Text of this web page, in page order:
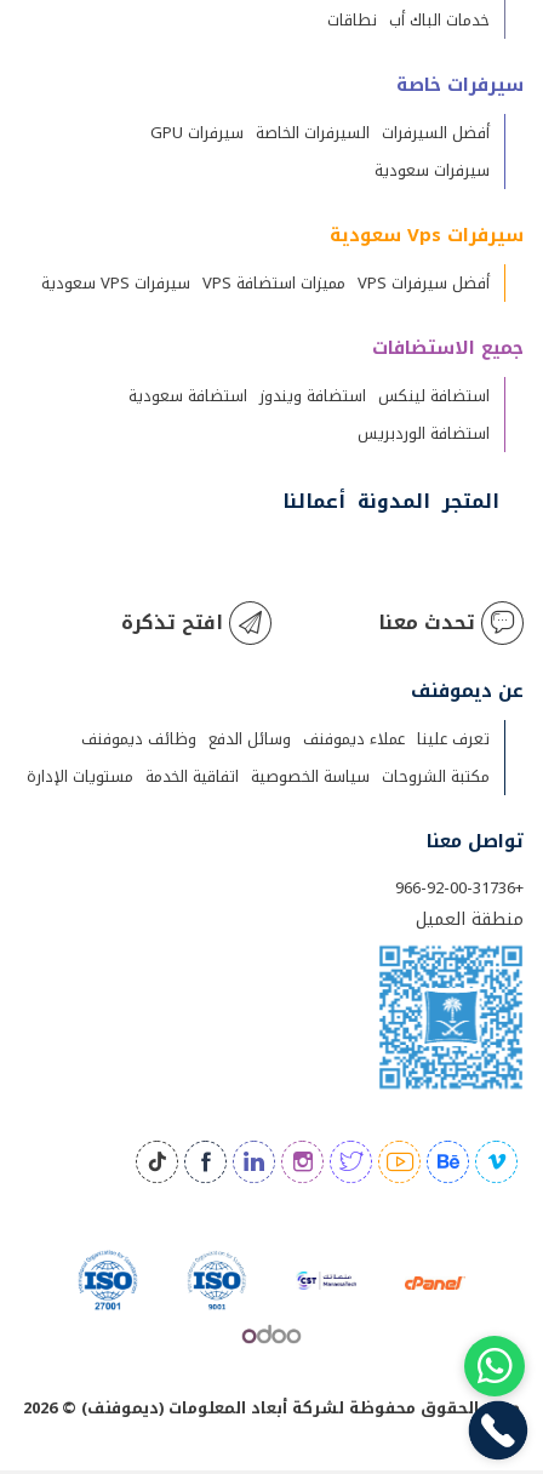
خدمات الباك أب نطاقات
سيرفرات خاصة
أفضل السيرفرات السيرفرات الخاصة سيرفرات GPU
سيرفرات سعودية
سيرفرات Vps سعودية
أفضل سيرفرات VPS مميزات استضافة VPS سيرفرات VPS سعودية
جميع الاستضافات
استضافة لينكس استضافة ويندوز استضافة سعودية
استضافة الوردبريس
المتجر المدونة أعمالنا
تحدث معنا افتح تذكرة
عن ديموفنف
تعرف علينا عملاء ديموفنف وسائل الدفع وظائف ديموفنف
مكتبة الشروحات سياسة الخصوصية اتفاقية الخدمة مستويات الإدارة
تواصل معنا
+966-92-00-31736
منطقة العميل
جميع الحقوق محفوظة لشركة أبعاد المعلومات (ديموفنف) © 2026